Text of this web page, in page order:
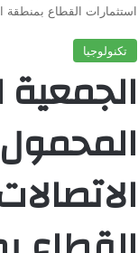
استثمارات القطاع بمنطقة
تكنولوجيا